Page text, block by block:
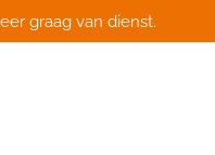
graag van dienst.